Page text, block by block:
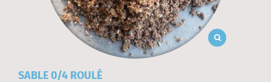
SABLE 0/4 ROULÉ